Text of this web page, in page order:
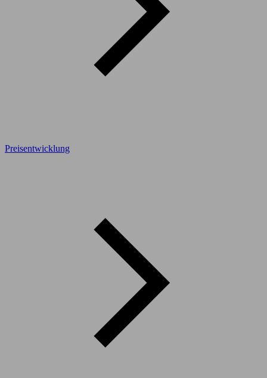
Preisentwicklung